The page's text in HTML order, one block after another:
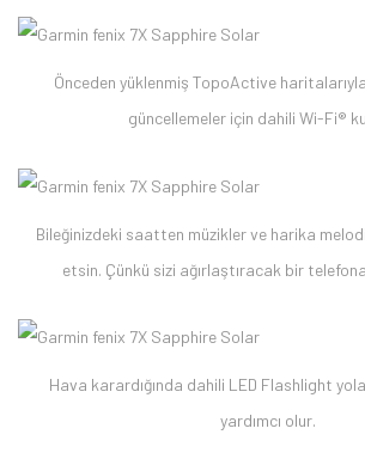
Önceden yüklenmiş TopoActive
güncellemeler için dahili Wi-Fi®
Bileğinizdeki saatten müzikler ve harika
etsin. Çünkü sizi ağırlaştıracak bir
Hava karardığında dahili LED Flashlight
yardımcı olur.